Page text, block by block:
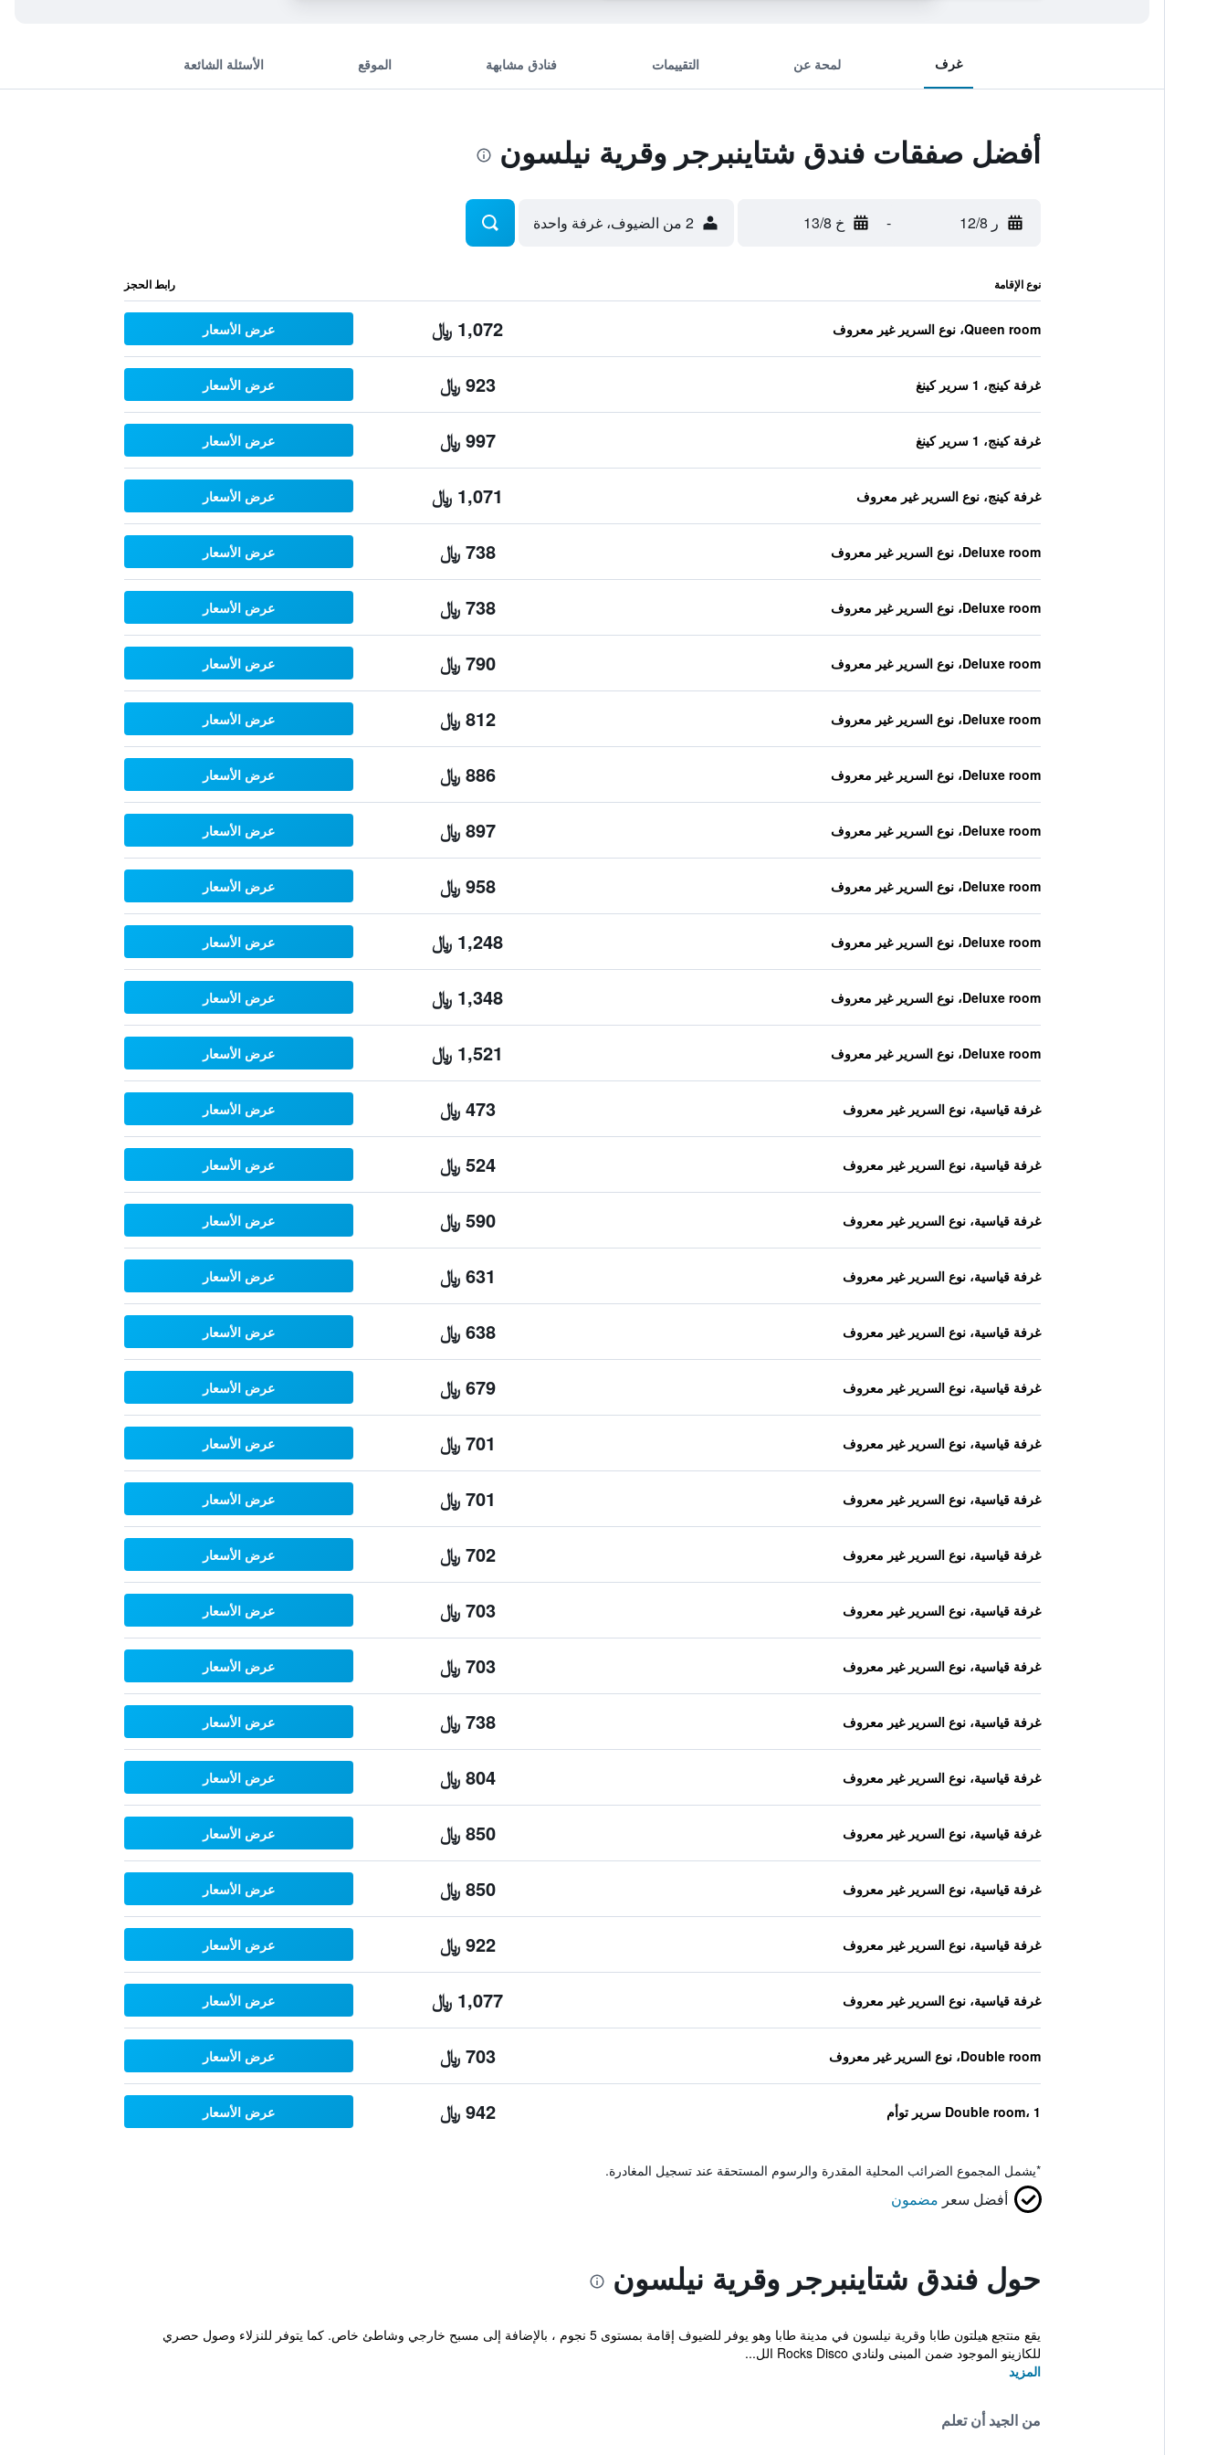
غرف لمحة عن التقييمات فنادق مشابهة الموقع الأسئلة الشائعة
أفضل صفقات فندق شتاينبرجر وقرية نيلسون
ر 12/8 - خ 13/8 2 من الضيوف، غرفة واحدة
نوع الإقامة رابط الحجز
Queen room، نوع السرير غير معروف 1,072 ﷼ عرض الأسعار
غرفة كينج، 1 سرير كينغ 923 ﷼ عرض الأسعار
غرفة كينج، 1 سرير كينغ 997 ﷼ عرض الأسعار
غرفة كينج، نوع السرير غير معروف 1,071 ﷼ عرض الأسعار
Deluxe room، نوع السرير غير معروف 738 ﷼ عرض الأسعار
Deluxe room، نوع السرير غير معروف 738 ﷼ عرض الأسعار
Deluxe room، نوع السرير غير معروف 790 ﷼ عرض الأسعار
Deluxe room، نوع السرير غير معروف 812 ﷼ عرض الأسعار
Deluxe room، نوع السرير غير معروف 886 ﷼ عرض الأسعار
Deluxe room، نوع السرير غير معروف 897 ﷼ عرض الأسعار
Deluxe room، نوع السرير غير معروف 958 ﷼ عرض الأسعار
Deluxe room، نوع السرير غير معروف 1,248 ﷼ عرض الأسعار
Deluxe room، نوع السرير غير معروف 1,348 ﷼ عرض الأسعار
Deluxe room، نوع السرير غير معروف 1,521 ﷼ عرض الأسعار
غرفة قياسية، نوع السرير غير معروف 473 ﷼ عرض الأسعار
غرفة قياسية، نوع السرير غير معروف 524 ﷼ عرض الأسعار
غرفة قياسية، نوع السرير غير معروف 590 ﷼ عرض الأسعار
غرفة قياسية، نوع السرير غير معروف 631 ﷼ عرض الأسعار
غرفة قياسية، نوع السرير غير معروف 638 ﷼ عرض الأسعار
غرفة قياسية، نوع السرير غير معروف 679 ﷼ عرض الأسعار
غرفة قياسية، نوع السرير غير معروف 701 ﷼ عرض الأسعار
غرفة قياسية، نوع السرير غير معروف 701 ﷼ عرض الأسعار
غرفة قياسية، نوع السرير غير معروف 702 ﷼ عرض الأسعار
غرفة قياسية، نوع السرير غير معروف 703 ﷼ عرض الأسعار
غرفة قياسية، نوع السرير غير معروف 703 ﷼ عرض الأسعار
غرفة قياسية، نوع السرير غير معروف 738 ﷼ عرض الأسعار
غرفة قياسية، نوع السرير غير معروف 804 ﷼ عرض الأسعار
غرفة قياسية، نوع السرير غير معروف 850 ﷼ عرض الأسعار
غرفة قياسية، نوع السرير غير معروف 850 ﷼ عرض الأسعار
غرفة قياسية، نوع السرير غير معروف 922 ﷼ عرض الأسعار
غرفة قياسية، نوع السرير غير معروف 1,077 ﷼ عرض الأسعار
Double room، نوع السرير غير معروف 703 ﷼ عرض الأسعار
Double room، 1 سرير توأم 942 ﷼ عرض الأسعار
*يشمل المجموع الضرائب المحلية المقدرة والرسوم المستحقة عند تسجيل المغادرة.
أفضل سعر مضمون
حول فندق شتاينبرجر وقرية نيلسون
يقع منتجع هيلتون طابا وقرية نيلسون في مدينة طابا وهو يوفر للضيوف إقامة بمستوى 5 نجوم ، بالإضافة إلى مسبح خارجي وشاطئ خاص. كما يتوفر للنزلاء وصول حصري
للكازينو الموجود ضمن المبنى ولنادي Rocks Disco الل...
المزيد
من الجيد أن تعلم